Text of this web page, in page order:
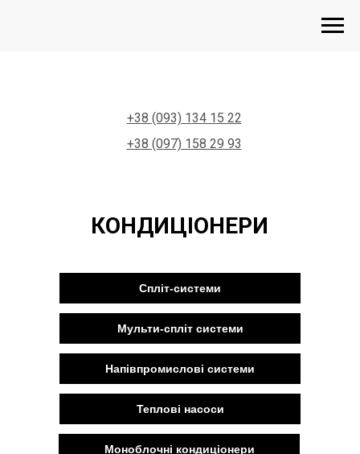
+38 (097) 158 29 93
+38 (093) 134 15 22
КОНДИЦІОНЕРИ
Спліт-системи
Теплові насоси
Мульти-спліт системи
Моноблочні кондиціонери
Напівпромислові системи